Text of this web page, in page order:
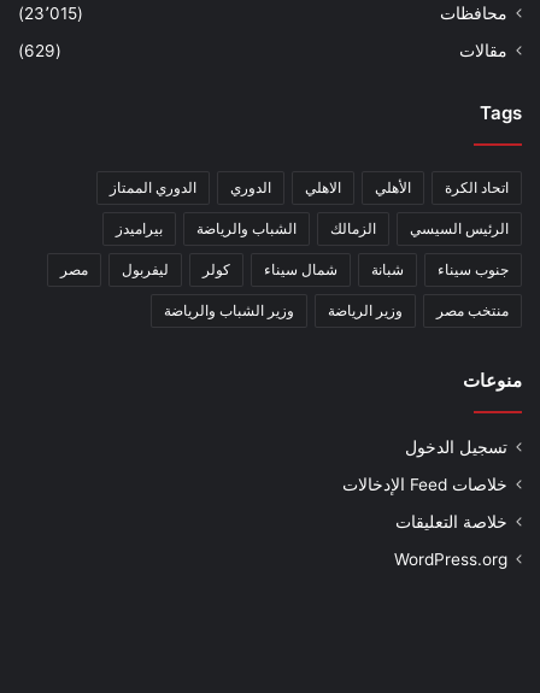
محافظات
(23٬015)
مقالات
(629)
Tags
اتحاد الكرة الأهلي الاهلي الدوري الدوري الممتاز
الرئيس السيسي الزمالك الشباب والرياضة بيراميدز
جنوب سيناء شبانة شمال سيناء كولر ليفربول مصر
منتخب مصر وزير الرياضة وزير الشباب والرياضة
منوعات
تسجيل الدخول
خلاصات Feed الإدخالات
خلاصة التعليقات
WordPress.org